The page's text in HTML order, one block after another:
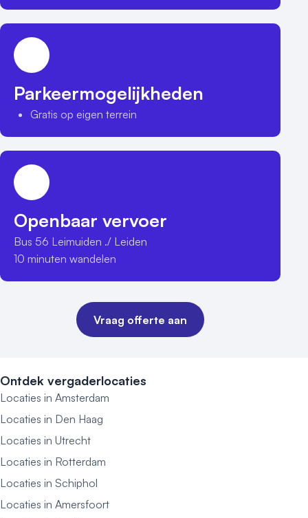
Parkeermogelijkheden
Gratis op eigen terrein
Openbaar vervoer
Bus 56 Leimuiden ./ Leiden
10 minuten wandelen
Vraag offerte aan
Ontdek vergaderlocaties
Locaties in Amsterdam
Locaties in Den Haag
Locaties in Utrecht
Locaties in Rotterdam
Locaties in Schiphol
Locaties in Amersfoort